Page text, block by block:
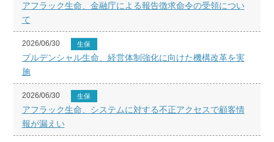
アフラック生命、金融庁による報告徴求命令の受領につい
て
2026/06/30 生保
プルデンシャル生命、経営体制強化に向けた機構改革を実
施
2026/06/30 生保
アフラック生命、システムに対する不正アクセスで顧客情
報が漏えい